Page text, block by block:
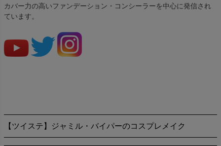
カバー力の高いファンデーション・コンシーラーを中心に発信され
ています。
【ツイステ】ジャミル・バイパーのコスプレメイク